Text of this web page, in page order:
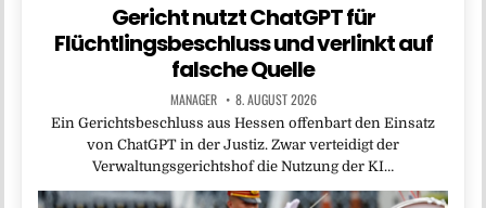
Gericht nutzt ChatGPT für
Flüchtlingsbeschluss und verlinkt auf
falsche Quelle
MANAGER 8. AUGUST 2026
Ein Gerichtsbeschluss aus Hessen offenbart den Einsatz
von ChatGPT in der Justiz. Zwar verteidigt der
Verwaltungsgerichtshof die Nutzung der KI…